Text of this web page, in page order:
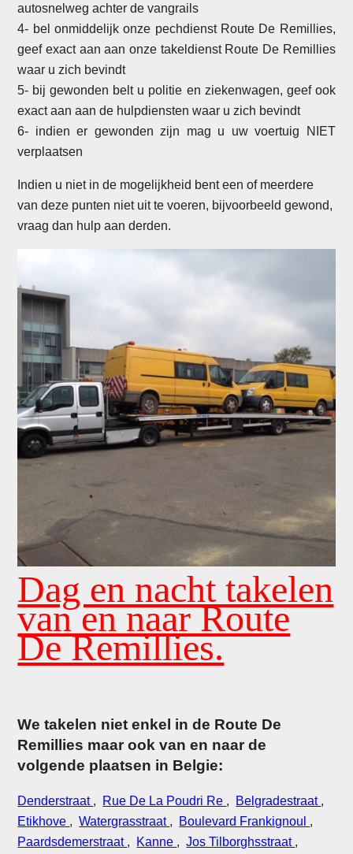
autosnelweg achter de vangrails
4- bel onmiddelijk onze pechdienst Route De Remillies,
geef exact aan aan onze takeldienst Route De Remillies
waar u zich bevindt
5- bij gewonden belt u politie en ziekenwagen, geef ook
exact aan aan de hulpdiensten waar u zich bevindt
6- indien er gewonden zijn mag u uw voertuig NIET
verplaatsen
Indien u niet in de mogelijkheid bent een of meerdere
van deze punten niet uit te voeren, bijvoorbeeld gewond,
vraag dan hulp aan derden.
Dag en nacht takelen
van en naar Route
De Remillies.
We takelen niet enkel in de Route De
Remillies maar ook van en naar de
volgende plaatsen in Belgie:
Denderstraat , Rue De La Poudri Re , Belgradestraat ,
Etikhove ,Watergrasstraat , Boulevard Frankignoul ,
Paardsdemerstraat , Kanne ,Jos Tilborghsstraat ,